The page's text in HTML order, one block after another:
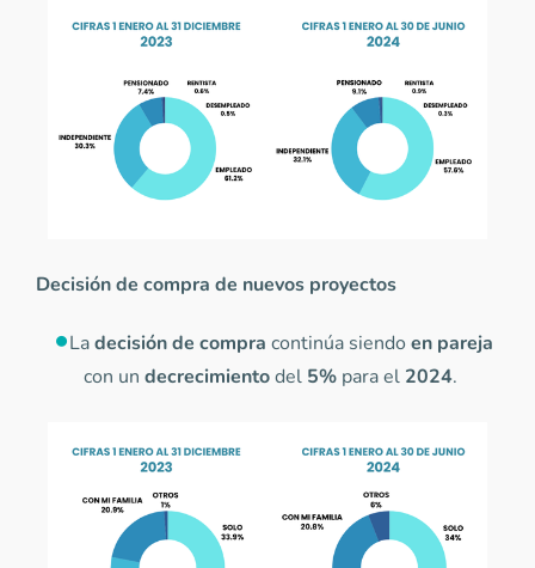
Decisión de compra de nuevos proyectos
Ladecisión de compra continúa siendoen pareja
con un decrecimientodel 5% para el 2024.